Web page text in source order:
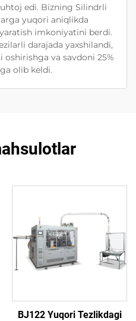
edi. Bizning Silindrli
yuqori aniqlikda
imkoniyatini berdi.
darajada yaxshilandi,
va savdoni 25%
olib keldi.
BJ122 Yuqori Tezlikdagi